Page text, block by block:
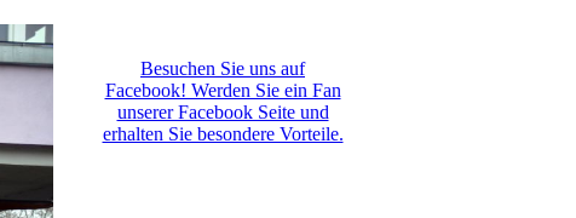
Besuchen Sie uns auf
Facebook! Werden Sie ein Fan
unserer Facebook Seite und
erhalten Sie besondere Vorteile.